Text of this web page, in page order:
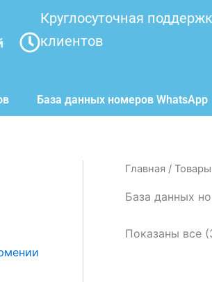
Круглосуточная
клиентов
База данных номеров WhatsApp
Главная /
База данных
Показаны все